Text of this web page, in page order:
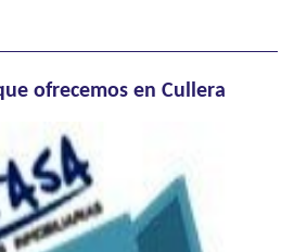
ofrecemos en Cullera